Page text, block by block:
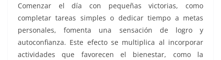
Comenzar el día con pequeñas victorias, como
completar tareas simples o dedicar tiempo a metas
personales, fomenta una sensación de logro y
autoconfianza. Este efecto se multiplica al incorporar
actividades que favorecen el bienestar, como la